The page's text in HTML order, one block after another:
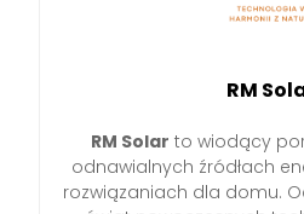
RM
RM Solar to wiodący
odnawialnych źródłach
rozwiązaniach dla domu.